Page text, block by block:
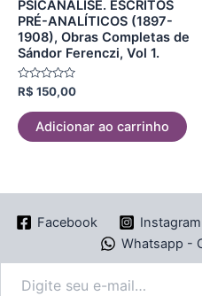
PSICANÁLISE. ESCRITOS
PRÉ-ANALÍTICOS (1897-
1908), Obras Completas de
Sándor Ferenczi, Vol 1.
Avaliação
de
5
R$ 150,00
Adicionar ao carrinho
Facebook Instagram
Whatsapp -